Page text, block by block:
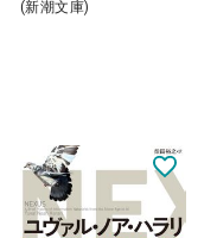
(新潮文庫)